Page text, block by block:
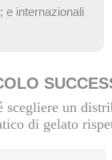
e internazionali
scegliere un
di gelato